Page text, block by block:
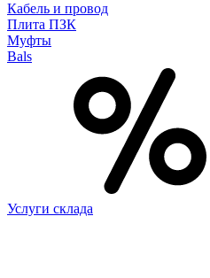
Кабель и провод
Плита ПЗК
Муфты
Bals
Услуги склада